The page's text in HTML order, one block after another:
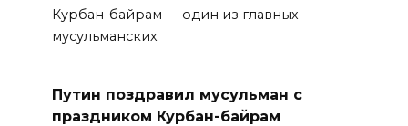
Курбан-байрам — один из главных
мусульманских
Путин поздравил мусульман с
праздником Курбан-байрам